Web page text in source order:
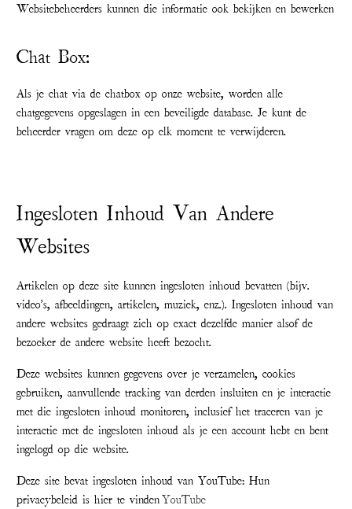
Websitebeheerders kunnen die informatie ook bekijken en bewerken
Chat Box:
Als je chat via de chatbox op onze website, worden alle
chatgegevens opgeslagen in een beveiligde database. Je kunt de
beheerder vragen om deze op elk moment te verwijderen.
Ingesloten Inhoud Van Andere
Websites
Artikelen op deze site kunnen ingesloten inhoud bevatten (bijv.
video's, afbeeldingen, artikelen, muziek, enz.). Ingesloten inhoud van
andere websites gedraagt zich op exact dezelfde manier alsof de
bezoeker de andere website heeft bezocht.
Deze websites kunnen gegevens over je verzamelen, cookies
gebruiken, aanvullende tracking van derden insluiten en je interactie
met die ingesloten inhoud monitoren, inclusief het traceren van je
interactie met de ingesloten inhoud als je een account hebt en bent
ingelogd op die website.
Deze site bevat ingesloten inhoud van YouTube: Hun
privacybeleid is hier te vindenYouTube